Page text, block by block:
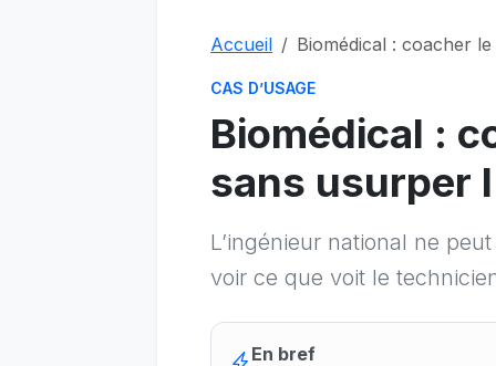
Accueil Biomédical : coacher
CAS D’USAGE
Biomédical :
sans usurper
L’ingénieur national ne
voir ce que voit le
En bref